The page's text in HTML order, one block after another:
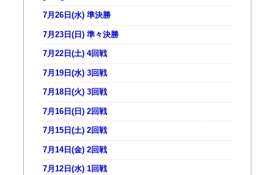
7月26日(水) 準決勝
7月23日(日) 準々決勝
7月22日(土) 4回戦
7月19日(水) 3回戦
7月18日(火) 3回戦
7月16日(日) 2回戦
7月15日(土) 2回戦
7月14日(金) 2回戦
7月12日(水) 1回戦